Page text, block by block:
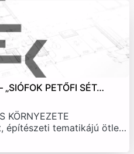
PETŐFI SÉT…
KÖRNYEZETE
építészeti tematikájú ötle…